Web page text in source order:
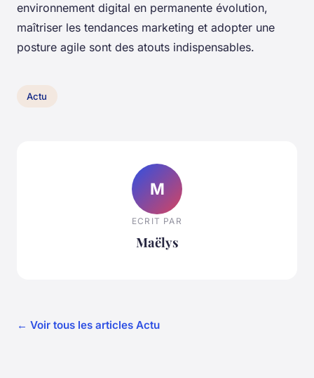
environnement digital en permanente évolution,
maîtriser les tendances marketing et adopter une
posture agile sont des atouts indispensables.
Actu
M
ECRIT PAR
Maëlys
← Voir tous les articles Actu